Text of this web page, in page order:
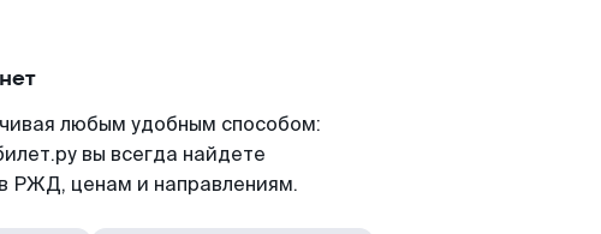
любым удобным способом:
вы всегда найдете
РЖД, ценам и направлениям.